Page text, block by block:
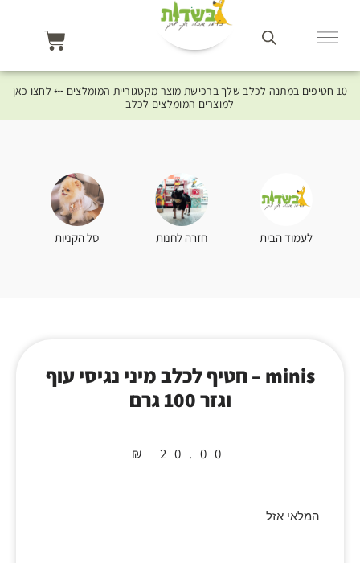
10 חטיפים במתנה לכלב שלך ברכישת מוצר מקטגוריית המומלצים ⤎ לחצו כאן
למוצרים המומלצים לכלב
לעמוד הבית חזרה לחנות סל הקניות
minis – חטיף לכלב מיני נגיסי עוף
וגזר 100 גרם
₪ 20.00
המלאי אזל